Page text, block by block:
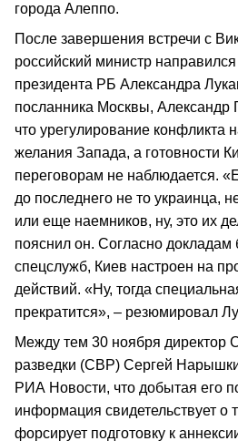
города Алеппо.
После завершения встречи с
российский министр
президента РБ Александра
посланника Москвы, Александр
что урегулирование конфликта
желания Запада, а готовности
переговорам не наблюдается.
до последнего не то украинца,
или еще наемников, ну, это их
пояснил он. Согласно докладам
спецслужб, Киев настроен на
действий. «Ну, тогда
прекратится», – резюмировал
Между тем 30 ноября директор
разведки (СВР) Сергей
РИА Новости, что добытая его
информация свидетельствует о
форсирует подготовку к